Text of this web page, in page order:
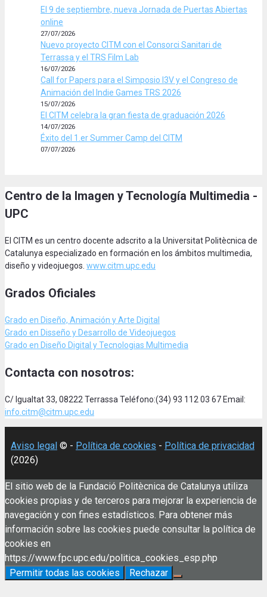
El 9 de septiembre, nueva Jornada de Puertas Abiertas
online
27/07/2026
Nuevo proyecto CITM con el Consorci Sanitari de
Terrassa y el TRS Film Lab
16/07/2026
Call for Papers para el Simposio I3V y el Congreso de
Animación del Indie Games TRS 2026
15/07/2026
El CITM celebra la gran fiesta de graduación 2026
14/07/2026
Éxito del 1.er Summer Camp del CITM
07/07/2026
Centro de la Imagen y Tecnología Multimedia -
UPC
El CITM es un centro docente adscrito a la Universitat Politècnica de
Catalunya especializado en formación en los ámbitos multimedia,
diseño y videojuegos. www.citm.upc.edu
Grados Oficiales
Grado en Diseño, Animación y Arte Digital
Grado en Disseño y Desarrollo de Videojuegos
Grado en Diseño Digital y Tecnologias Multimedia
Contacta con nosotros:
C/ Igualtat 33, 08222 Terrassa Teléfono:(34) 93 112 03 67 Email:
info.citm@citm.upc.edu
Aviso legal © - Política de cookies - Política de privacidad
(2026)
El sitio web de la Fundació Politècnica de Catalunya utiliza
cookies propias y de terceros para mejorar la experiencia de
navegación y con fines estadísticos. Para obtener más
información sobre las cookies puede consultar la política de
cookies en
https://www.fpc.upc.edu/politica_cookies_esp.php
Permitir todas las cookies
Rechazar